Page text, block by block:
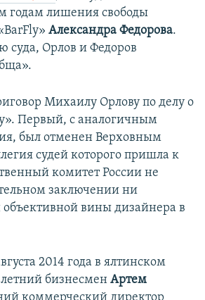
годам лишения свободы
Александра Федорова.
суда, Орлов и Федоров
Михаилу Орлову по делу о
Первый, с аналогичным
был отменен Верховным
судей которого пришла к
комитет России не
заключении ни
вины дизайнера в
2014 года в ялтинском
бизнесмен Артем